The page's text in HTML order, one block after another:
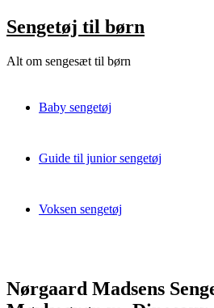
Skip
to
Sengetøj til børn
Alt om sengesæt til børn
Baby sengetøj
Guide til junior sengetøj
Voksen sengetøj
Nørgaard Madsens